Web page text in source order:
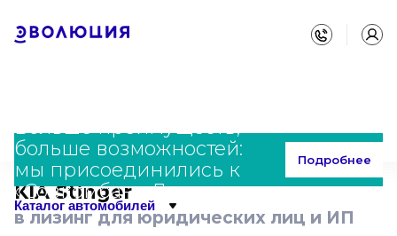
Больше преимуществ,
больше возможностей:
мы присоединились к
«Совкомбанк Лизинг»
Подробнее
Каталог автомобилей
Главная Каталог KIA Stinger
KIA Stinger
в лизинг для юридических лиц и ИП